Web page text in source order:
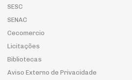
SESC
SENAC
Cecomercio
Licitações
Bibliotecas
Aviso Externo de Privacidade